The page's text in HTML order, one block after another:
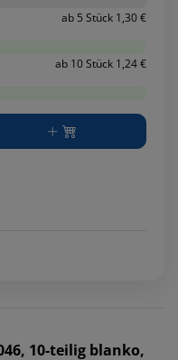
ab 5 Stück 1,30 €
ab 10 Stück 1,24 €
10-teilig blanko,